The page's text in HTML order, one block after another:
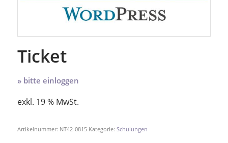
Ticket
» bitte einloggen
exkl. 19 % MwSt.
Artikelnummer: NT42-0815 Kategorie: Schulungen